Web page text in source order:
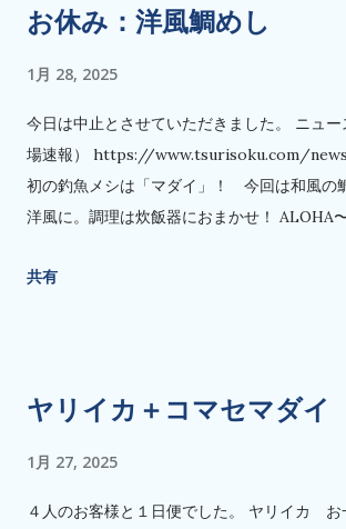
お休み：洋風鯛めし
1月 28, 2025
今日は中止とさせていただきました。 ニュ
場速報） https://www.tsurisoku.com/
初の釣魚メシは「マダイ」！ 今回は和風の
洋風に。調理は炊飯器におまかせ！ ALOHA
は、縁起物のマダイです。我が… 洋風は珍し
共有
ヤリイカ＋コマセマダイ
1月 27, 2025
４人のお客様と１日便でした。 ヤリイカ お